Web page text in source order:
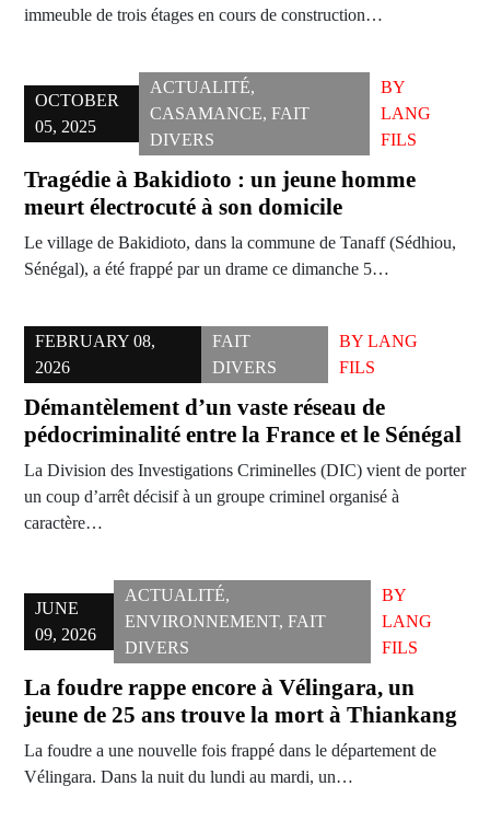
immeuble de trois étages en cours de construction…
OCTOBER
05, 2025
ACTUALITÉ,
CASAMANCE, FAIT
DIVERS
BY
LANG
FILS
Tragédie à Bakidioto : un jeune homme
meurt électrocuté à son domicile
Le village de Bakidioto, dans la commune de Tanaff (Sédhiou,
Sénégal), a été frappé par un drame ce dimanche 5…
FEBRUARY 08,
2026
FAIT
DIVERS
BY LANG
FILS
Démantèlement d’un vaste réseau de
pédocriminalité entre la France et le Sénégal
La Division des Investigations Criminelles (DIC) vient de porter
un coup d’arrêt décisif à un groupe criminel organisé à
caractère…
JUNE
09, 2026
ACTUALITÉ,
ENVIRONNEMENT, FAIT
DIVERS
BY
LANG
FILS
La foudre rappe encore à Vélingara, un
jeune de 25 ans trouve la mort à Thiankang
La foudre a une nouvelle fois frappé dans le département de
Vélingara. Dans la nuit du lundi au mardi, un…